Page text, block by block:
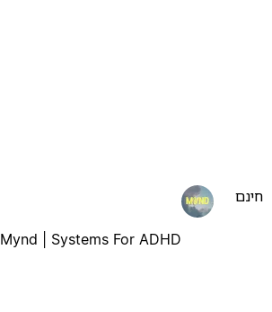
חינם
Mynd | Systems For ADHD